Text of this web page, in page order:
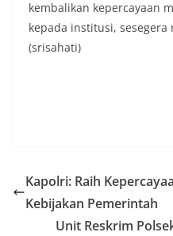
kembalikan kepercayaan
kepada institusi, sesegera
(srisahati)
Kapolri: Raih
Kebijakan Pemerintah
Unit Reskrim